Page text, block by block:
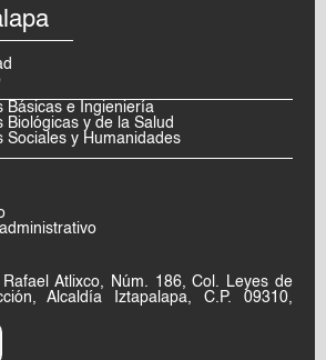
Básicas e Ingieniería
Biológicas y de la Salud
Sociales y Humanidades
Atlixco, Núm. 186, Col. Leyes de
Alcaldía Iztapalapa, C.P. 09310,